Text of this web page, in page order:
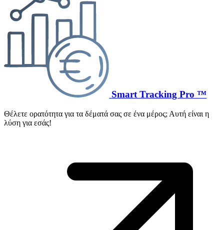
Smart Tracking Pro ™
Θέλετε ορατότητα για τα δέματά σας σε ένα μέρος; Αυτή είναι η
λύση για εσάς!